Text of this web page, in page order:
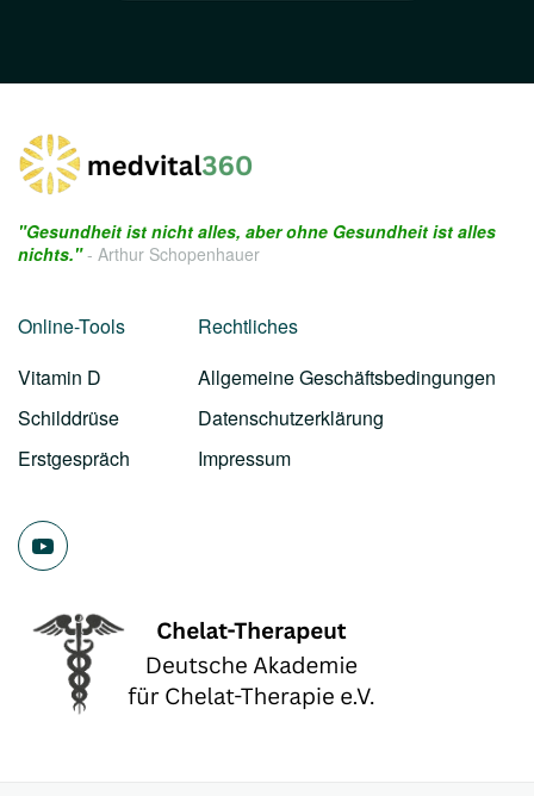
"Gesundheit ist nicht alles, aber ohne Gesundheit ist alles
nichts."- Arthur Schopenhauer
Online-Tools
Vitamin D
Schilddrüse
Erstgespräch
Rechtliches
Allgemeine Geschäftsbedingungen
Datenschutzerklärung
Impressum